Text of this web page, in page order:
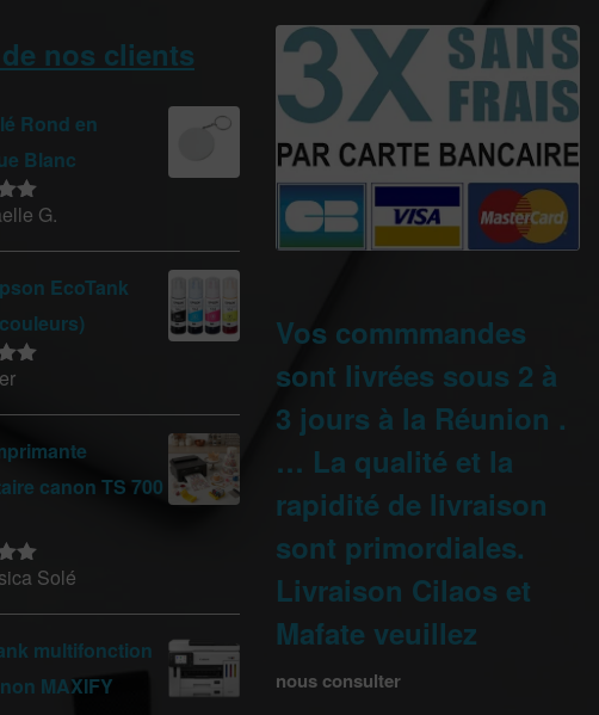
nos clients
Rond en
Blanc
G.
EcoTank
sur
canon TS 700
Solé
multifonction
MAXIFY
Vos commmandes
sont livrées sous 2 à
3 jours à la Réunion .
… La qualité et la
rapidité de livraison
sont primordiales.
Livraison Cilaos et
Mafate veuillez
nous consulter